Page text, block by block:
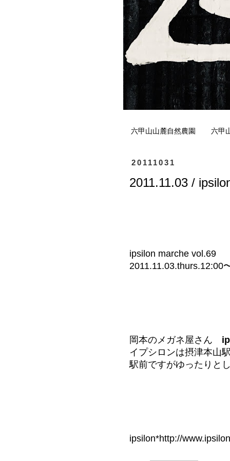
六甲山山麓自然農園 六甲
20111031
2011.11.03 /
ipsilon marche vol.69
2011.11.03.thurs.12:00
岡本のメガネ屋さん
イプシロンは摂津本山
駅前ですがゆったりと
ipsilon*http://